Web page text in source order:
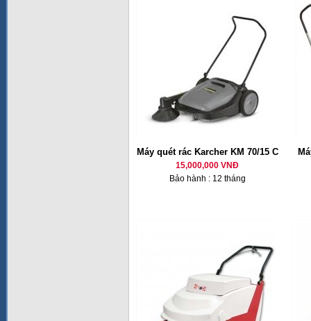
Máy quét rác Karcher KM 70/15 C
15,000,000 VNĐ
Bảo hành : 12 tháng